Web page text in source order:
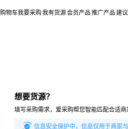
购物车我要采购我有货源会员产品 推广产品 建
想要货源？
填写采购需求，爱采购帮您智能匹配合适商
信息安全保护中，信息仅用于商家